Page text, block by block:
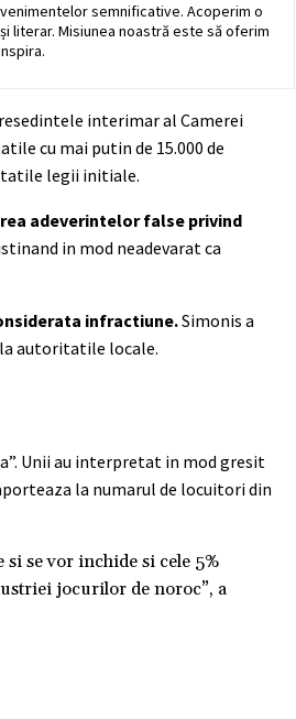
semnificative. Acoperim o
literar. Misiunea noastră este să oferim
interimar al Camerei
cu mai putin de 15.000 de
legii initiale.
adeverintelor false privind
in mod neadevarat ca
infractiune.Simonis a
autoritatile locale.
Unii au interpretat in mod gresit
la numarul de locuitori din
se vor inchide si cele 5%
jocurilor de noroc”, a